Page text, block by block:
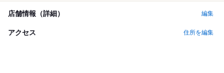
店舗情報（詳細） 編集
アクセス 住所を編集